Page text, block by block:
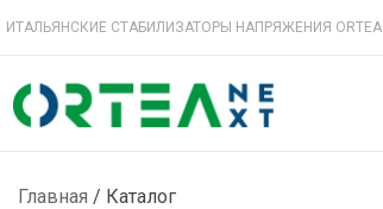
ИТАЛЬЯНСКИЕ СТАБИЛИЗАТОРЫ НАПРЯЖЕНИЯ ORTEA
Главная / Каталог